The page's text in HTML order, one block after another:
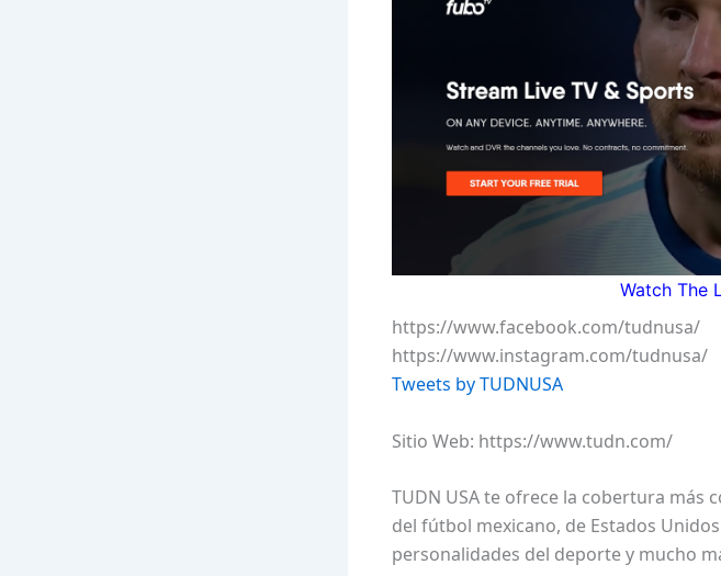
Watch The
https://www.facebook.com/tudnusa/
https://www.instagram.com/tudnusa/
Tweets by TUDNUSA
Sitio Web: https://www.tudn.com/
TUDN USA te ofrece la cobertura
del fútbol mexicano, de Estados
personalidades del deporte y mucho